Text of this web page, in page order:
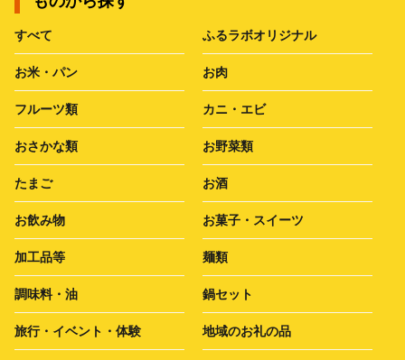
すべて ふるラボオリジナル
お米・パン お肉
フルーツ類 カニ・エビ
おさかな類 お野菜類
たまご お酒
お飲み物 お菓子・スイーツ
加工品等 麺類
調味料・油 鍋セット
旅行・イベント・体験 地域のお礼の品